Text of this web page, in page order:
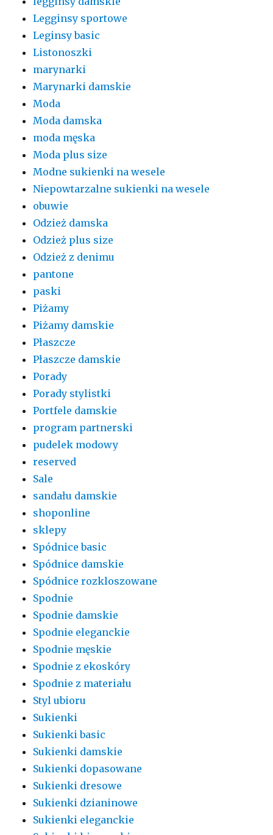
Legginsy sportowe
Leginsy basic
Listonoszki
marynarki
Marynarki damskie
Moda
Moda damska
moda męska
Moda plus size
Modne sukienki na wesele
Niepowtarzalne sukienki na wesele
obuwie
Odzież damska
Odzież plus size
Odzież z denimu
pantone
paski
Piżamy
Piżamy damskie
Płaszcze
Płaszcze damskie
Porady
Porady stylistki
Portfele damskie
program partnerski
pudelek modowy
reserved
Sale
sandału damskie
shoponline
sklepy
Spódnice basic
Spódnice damskie
Spódnice rozkloszowane
Spodnie
Spodnie damskie
Spodnie eleganckie
Spodnie męskie
Spodnie z ekoskóry
Spodnie z materiału
Styl ubioru
Sukienki
Sukienki basic
Sukienki damskie
Sukienki dopasowane
Sukienki dresowe
Sukienki dzianinowe
Sukienki eleganckie